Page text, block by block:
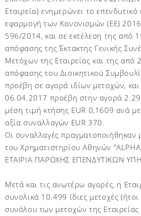
Εταιρεία) ενημερώνει το επενδυτικό
εφαρμογή των Κανονισμών (ΕΕ)
596/2014, και σε εκτέλεση της από
απόφασης της Έκτακτης Γενικής
Μετόχων της Εταιρείας και της από
απόφασης του Διοικητικού
προέβη σε αγορά ιδίων μετοχών, και
06.04.2017 προέβη στην αγορά
μέση τιμή κτήσης EUR 0,1609 ανά
αξία συναλλαγών EUR 370.
Οι συναλλαγές πραγματοποιήθηκαν
του Χρηματιστηρίου Αθηνών
ΕΤΑΙΡΙΑ ΠΑΡΟΧΗΣ ΕΠΕΝΔΥΤΙΚΩΝ
Μετά και τις ανωτέρω αγορές, η
συνολικά 10.499 ίδιες μετοχές
συνόλου των μετοχών της